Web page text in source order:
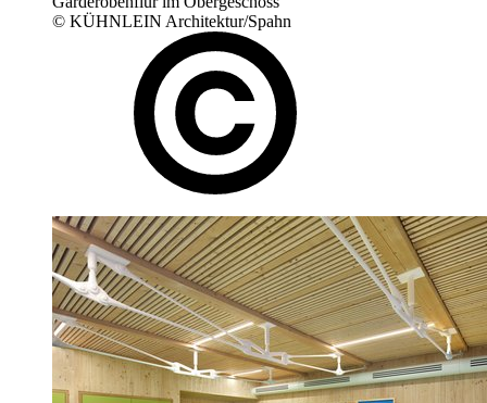
© KÜHNLEIN Architektur/Spahn